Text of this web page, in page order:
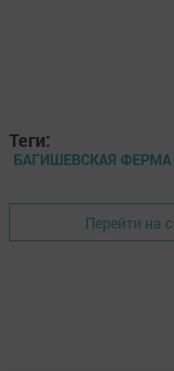
Теги:
БАГИШЕВСКАЯ ФЕРМА
Перейти на